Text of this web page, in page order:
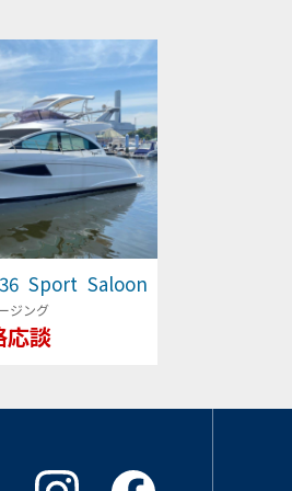
Sport Saloon
ジング
応談